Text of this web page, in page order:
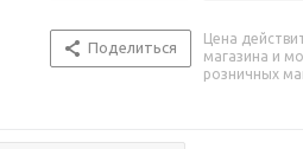
Поделиться
Цена
магазина и
розничных